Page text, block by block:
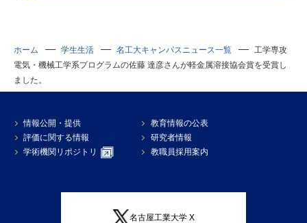
ホーム 学生生活 名工大キャンパスニュース一覧
工学専攻
電気・機械工学系プログラムの佐藤 達彦さんが軽金属溶接協会賞を受賞し
ました。
情報公開・提供
教育情報の公表
評価に関する情報
研究者情報
学術機関リポジトリ
教職員採用案内
名古屋工業大学 X